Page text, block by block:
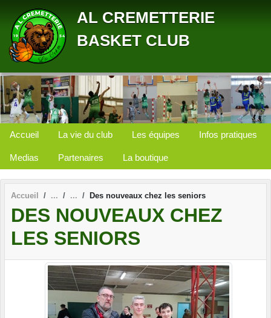
AL CREMETTERIE
BASKET CLUB
Accueil La vie du club Les équipes Infos pratiques
Medias Partenaires La boutique
Accueil Des nouveaux chez les seniors
DES NOUVEAUX CHEZ
LES SENIORS
Panneau de gestion des cookies